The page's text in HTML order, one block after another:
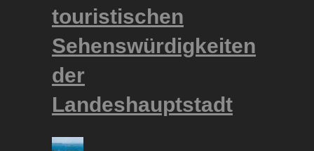
touristischen
Sehenswürdigkeiten
der
Landeshauptstadt